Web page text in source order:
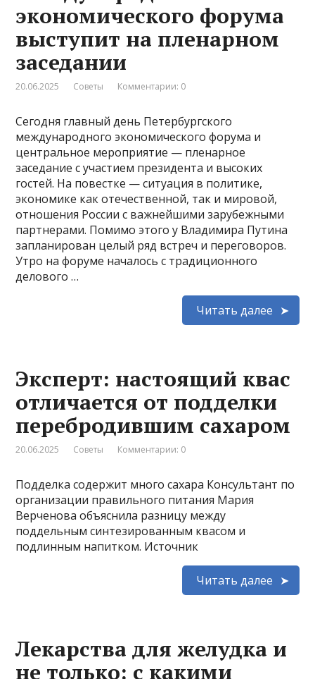
экономического форума
выступит на пленарном
заседании
20.06.2025 Советы Комментарии: 0
Сегодня главный день Петербургского
международного экономического форума и
центральное мероприятие — пленарное
заседание с участием президента и высоких
гостей. На повестке — ситуация в политике,
экономике как отечественной, так и мировой,
отношения России с важнейшими зарубежными
партнерами. Помимо этого у Владимира Путина
запланирован целый ряд встреч и переговоров.
Утро на форуме началось с традиционного
делового …
Читать далее
Эксперт: настоящий квас
отличается от подделки
перебродившим сахаром
20.06.2025 Советы Комментарии: 0
Подделка содержит много сахара Консультант по
организации правильного питания Мария
Верченова объяснила разницу между
поддельным синтезированным квасом и
подлинным напитком. Источник
Читать далее
Лекарства для желудка и
не только: с какими